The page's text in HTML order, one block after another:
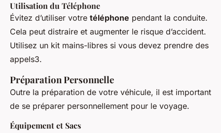
Utilisation du Téléphone
Évitez d’utiliser votre téléphone pendant la conduite.
Cela peut distraire et augmenter le risque d’accident.
Utilisez un kit mains-libres si vous devez prendre des
appels3.
Préparation Personnelle
Outre la préparation de votre véhicule, il est important
de se préparer personnellement pour le voyage.
Équipement et Sacs